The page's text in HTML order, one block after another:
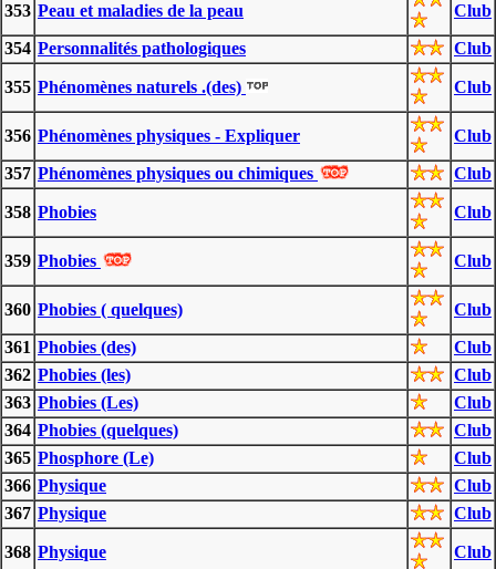
353 Peau et maladies de la peau
Club
354 Personnalités pathologiques Club
355 Phénomènes naturels .(des) Club
356 Phénomènes physiques - Expliquer
Club
357 Phénomènes physiques ou chimiques Club
358 Phobies Club
359 Phobies Club
360 Phobies ( quelques)
Club
361 Phobies (des)
Club
362 Phobies (les)
Club
363 Phobies (Les)
Club
364 Phobies (quelques)
Club
365 Phosphore (Le)
Club
366 Physique
Club
367 Physique Club
368 Physique Club